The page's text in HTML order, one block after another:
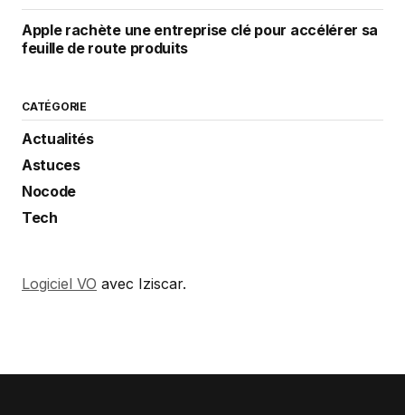
Apple rachète une entreprise clé pour accélérer sa
feuille de route produits
CATÉGORIE
Actualités
Astuces
Nocode
Tech
Logiciel VO avec Iziscar.